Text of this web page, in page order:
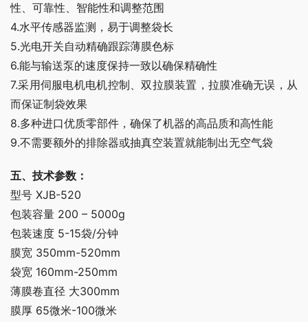
性、可靠性、智能性和调整范围
4.水平传感器监测，易于调整袋长
5.光电开关自动精确跟踪薄膜色标
6.能与输送泵的速度保持一致以确保精确性
7.采用伺服电机电机控制、双拉膜装置，拉膜准确无误，从
而保证制袋效果
8.多种进口优质零部件，确保了机器的高品质和高性能
9.不需要额外的排除器或抽真空装置就能制出无空气袋
五、技术参数：
型号 XJB-520
包装容量 200 – 5000g
包装速度 5-15袋/分钟
膜宽 350mm-520mm
袋宽 160mm-250mm
薄膜卷直径 大300mm
膜厚 65微米-100微米